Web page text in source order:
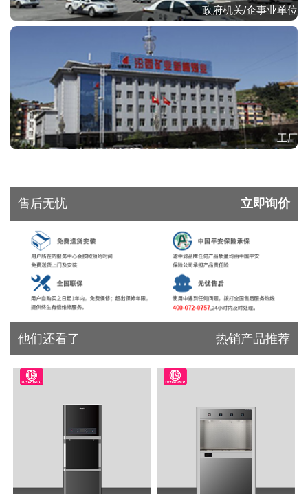
政府机关/企事业单位
工厂
售后无忧 立即询价
他们还看了 热销产品推荐